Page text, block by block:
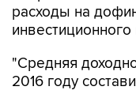
расходы на
"Средняя
2016 году